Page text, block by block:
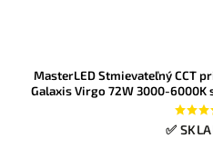
MasterLED Stmievateľný CCT
Galaxis Virgo 72W 3000-
✅